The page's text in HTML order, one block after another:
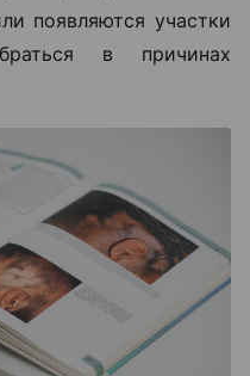
появляются участки
в причинах